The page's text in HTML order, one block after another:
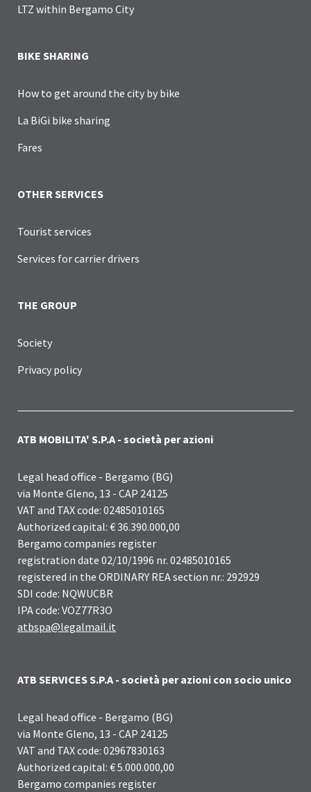
LTZ within Bergamo City
BIKE SHARING
How to get around the city by bike
La BiGi bike sharing
Fares
OTHER SERVICES
Tourist services
Services for carrier drivers
THE GROUP
Society
Privacy policy
ATB MOBILITA' S.P.A - società per azioni
Legal head office - Bergamo (BG)
via Monte Gleno, 13 - CAP 24125
VAT and TAX code: 02485010165
Authorized capital: € 36.390.000,00
Bergamo companies register
registration date 02/10/1996 nr. 02485010165
registered in the ORDINARY REA section nr.: 292929
SDI code: NQWUCBR
IPA code: VOZ77R3O
atbspa@legalmail.it
ATB SERVICES S.P.A - società per azioni con socio unico
Legal head office - Bergamo (BG)
via Monte Gleno, 13 - CAP 24125
VAT and TAX code: 02967830163
Authorized capital: € 5.000.000,00
Bergamo companies register